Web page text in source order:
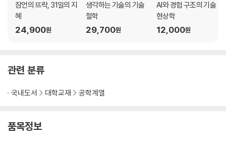
잠언의 뜨락, 31일의 지
혜
24,900원
생각하는 기술의 기술
철학
29,700원
AI와 경험 구조의 기술
현상학
12,000원
관련 분류
국내도서 대학교재 공학계열
품목정보